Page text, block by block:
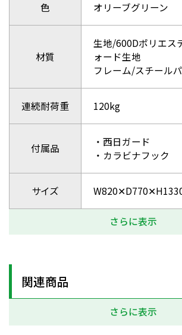
色 オリーブグリーン
材質
生地/600Dポリエス
ォード生地
フレーム/スチール
連続耐荷重 120kg
付属品
・西日ガード
・カラビナフック
サイズ
さらに表示
関連商品
さらに表示